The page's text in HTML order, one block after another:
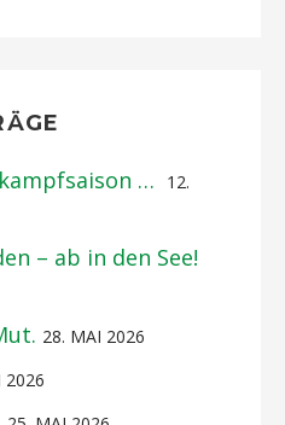
…
12.
– ab in den See!
28. MAI 2026
2026